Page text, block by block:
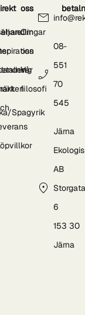
Spagyrik
oss
Om
oss
Vår
filosofi
08-
551
70
545
Järna
AB
6
153 30
Järna